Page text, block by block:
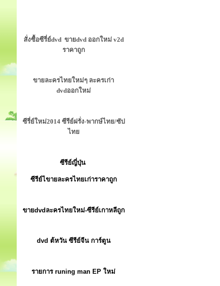
สั่งซื้อซีรี่ย์dvd ขายdvd ออกใหม่ v2d
ราคาถูก
ขายละครไทยใหม่ๆ ละครเก่า
dvdออกใหม่
ซีรี่ย์ใหม่2014 ซีรีย์ฝรั่ง-พากษ์ไทย/ซัป
ไทย
ซีรีย์ญี่ปุ่น
ซีรีย์ไขายละครไทยเก่าราคาถูก
ขายdvdละครไทยใหม่-ซีรีย์เกาหลีถูก
dvd ต้หวัน ซีรีย์จีน การ์ตูน
รายการ runing man EP ใหม่